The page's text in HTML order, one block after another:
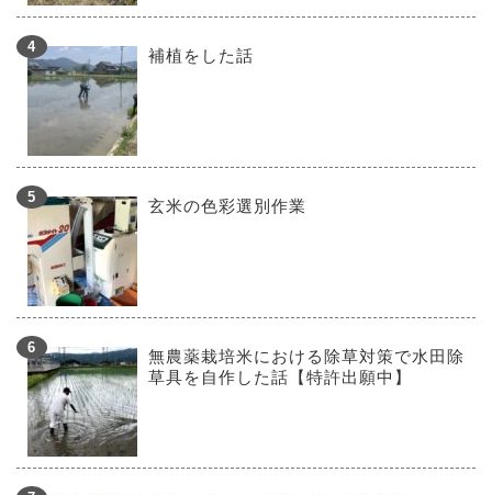
補植をした話
玄米の色彩選別作業
無農薬栽培米における除草対策で水田除
草具を自作した話【特許出願中】